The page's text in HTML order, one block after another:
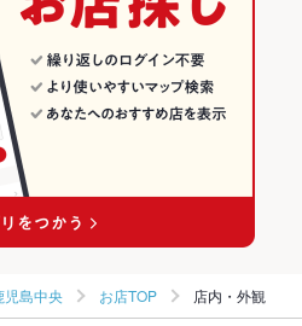
のイタリアン・フレンチランキ
頭のイタリアンランキング
ンチランキング
ング
児島中央 お店TOP 店内・外観